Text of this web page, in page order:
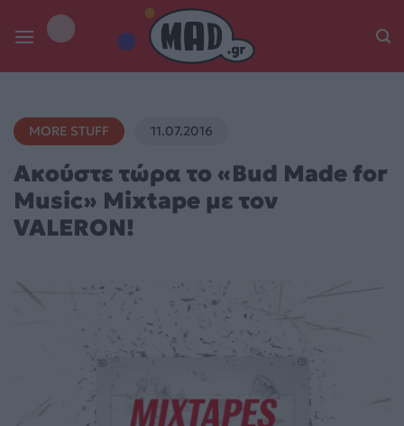
MORE STUFF 11.07.2016
Ακούστε τώρα το «Bud Made for
Music» Mixtape με τον
VALERON!